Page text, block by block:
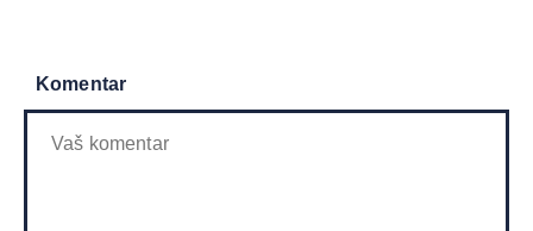
Komentar